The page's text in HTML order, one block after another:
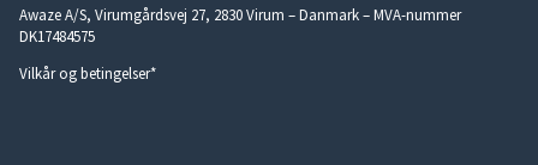
Awaze A/S, Virumgårdsvej 27, 2830 Virum – Danmark – MVA-nummer
DK17484575
Vilkår og betingelser*